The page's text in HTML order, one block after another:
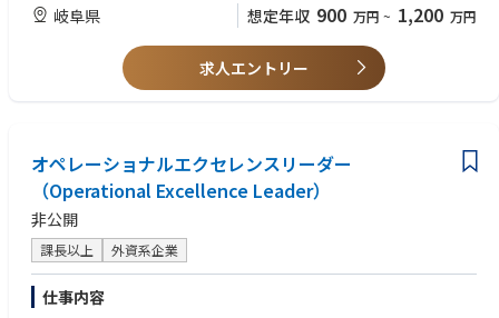
■歓迎要件
・製材加工、建材、家具、木工系経験、
岐阜県 想定年収 900 万円 ~ 1,200 万円
求人エントリー
オペレーショナルエクセレンスリーダー
（Operational Excellence Leader）
非公開
課長以上 外資系企業
仕事内容